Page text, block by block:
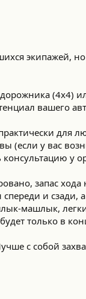
экипажей,
(4х4)
вашего
(если у вас
у
запас хода
и сзади, а
машлык,
только в
с собой